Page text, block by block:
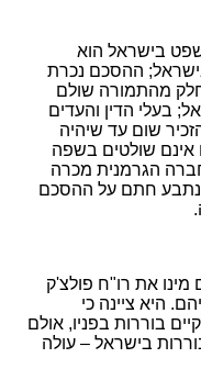
בישראל הוא
ההסכם נכרת
מהתמורה שולם
בעלי הדין והעדים
שום עד שיהיה
אינם שולטים בשפה
הגרמנית מכרה
הנתבע חתם על ההסכם
מינו את רו"ח פולצ'ק
היא ציינה כי
בוררות בפניו, אולם
בישראל – עולה